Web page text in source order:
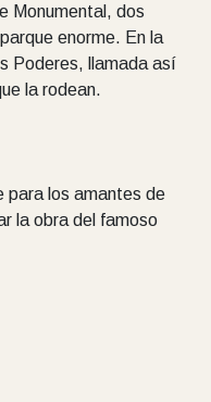
Monumental, dos
enorme. En la
Poderes, llamada así
la rodean.
para los amantes de
la obra del famoso